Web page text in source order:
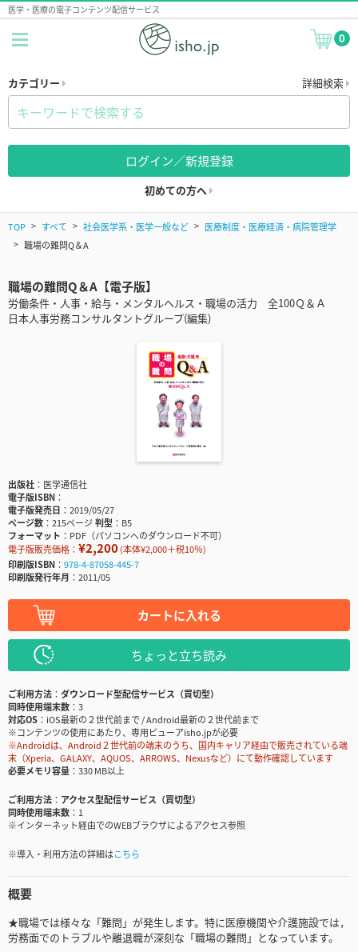
医学・医療の電子コンテンツ配信サービス
0
カテゴリー 詳細検索
ログイン／新規登録
初めての方へ
TOP すべて 社会医学系・医学一般など
医療制度・医療経済・病院管理学
職場の難問Q＆A
職場の難問Q＆A【電子版】
労働条件・人事・給与・メンタルヘルス・職場の活力 全100Ｑ＆Ａ
日本人事労務コンサルタントグループ(編集)
出版社
医学通信社
電子版ISBN
電子版発売日
2019/05/27
ページ数
215ページ判型
B5
フォーマット
PDF（パソコンへのダウンロード不可）
電子版販売価格： ¥2,200(本体¥2,000＋税10％)
印刷版ISBN
978-4-87058-445-7
印刷版発行年月
2011/05
カートに入れる
ちょっと立ち読み
ご利用方法
ダウンロード型配信サービス（買切型）
同時使用端末数
3
対応OS
iOS最新の２世代前まで / Android最新の２世代前まで
※コンテンツの使用にあたり、専用ビューアisho.jpが必要
※Androidは、Android２世代前の端末のうち、国内キャリア経由で販売されている端
末（Xperia、GALAXY、AQUOS、ARROWS、Nexusなど）にて動作確認しています
必要メモリ容量
330 MB以上
ご利用方法
アクセス型配信サービス（買切型）
同時使用端末数
1
※インターネット経由でのWEBブラウザによるアクセス参照
※導入・利用方法の詳細はこちら
概要
★職場では様々な「難問」が発生します。特に医療機関や介護施設では，
労務面でのトラブルや離退職が深刻な「職場の難問」となっています。